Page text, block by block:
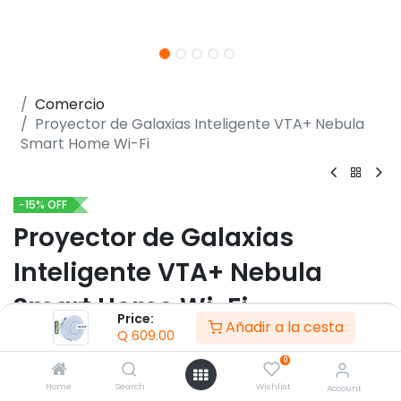
Price:
Q 609.00 Añadir a la cesta
Home Search
0
Wishlist Account
Comercio
Proyector de Galaxias Inteligente VTA+ Nebula
Smart Home Wi-Fi
-15% OFF
Proyector de Galaxias
Inteligente VTA+ Nebula
Smart Home Wi-Fi
(0 reseña)
- Luces de estrellas y nebulosas
- Ajuste en 3 diferentes posiciones